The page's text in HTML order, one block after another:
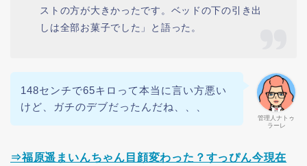
ストの方が大きかったです。ベッドの下の引き出
しは全部お菓子でした」と語った。
管理人ナトゥ
ラーレ
148センチで65キロって本当に言い方悪い
けど、ガチのデブだったんだね、、、
⇒福原遥まいんちゃん目顔変わった？すっぴん今現在